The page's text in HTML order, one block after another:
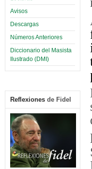
Avisos
Descargas
Números Anteriores
Diccionario del Masista
Ilustrado (DMI)
Reflexiones de Fidel